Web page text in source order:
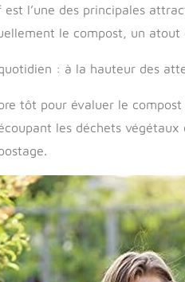
l’une des principales
le compost, un
: à la hauteur des
tôt pour évaluer le
les déchets